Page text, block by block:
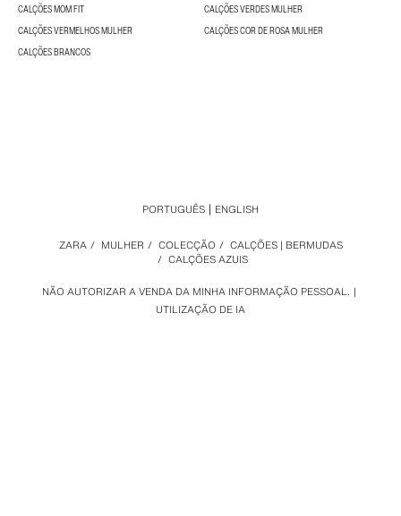
CALÇÕES MOM FIT
CALÇÕES VERDES MULHER
CALÇÕES VERMELHOS MULHER
CALÇÕES COR DE ROSA MULHER
CALÇÕES BRANCOS
NÃO AUTORIZAR A VENDA DA MINHA INFORMAÇÃO PESSOAL.
UTILIZAÇÃO DE IA
ZARA / MULHER / COLECÇÃO / CALÇÕES | BERMUDAS
/ CALÇÕES AZUIS
PORTUGUÊS ENGLISH